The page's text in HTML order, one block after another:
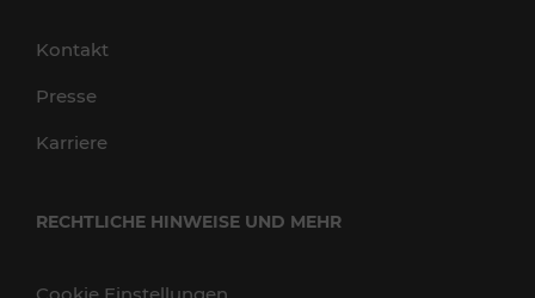
Kontakt
Presse
Karriere
RECHTLICHE HINWEISE UND MEHR